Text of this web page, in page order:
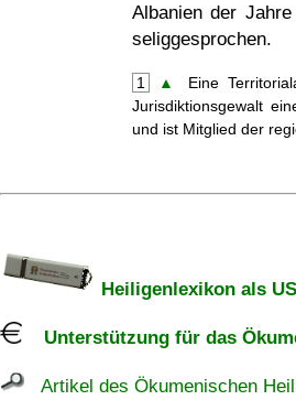
Albanien der
seliggesprochen.
1 ▲
Eine
Jurisdiktionsgewalt
und ist Mitglied der
Heiligenlexikon als
Unterstützung für das
Artikel des Ökumenischen